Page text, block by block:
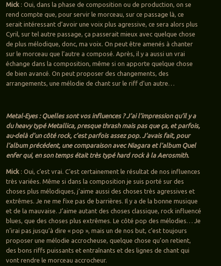
Mick: Oui, dans la phase de composition ou de production, on se
rend compte que, pour servir le morceau, sur ce passage là, ce
serait intéressant d’avoir une voix plus agressive, ce sera alors plus
Cyril, sur tel autre passage, ça passerait mieux avec quelque chose
de plus mélodique, donc, ma voix. On peut être amenés à chanter
sur le morceau que l’autre a composé. Après, il y a aussi un vrai
échange dans la composition, même si on apporte quelque chose
de bien avancé. On peut proposer des changements, des
arrangements, une mélodie de chant sur le riff d’un autre…
Metal-Eyes : Quelles sont vos influences ? J’ai l’impression qu’il y a
du heavy typé Metallica, presque thrash mais pas que ça, et parfois,
au-delà d’un côté rock, c’est parfois assez pop. J’avais fait, pour
l’album précédent, une comparaison avec Niagara et l’album Quel
enfer qui, en son temps était très typé hard rock à la Aerosmith.
Mick: Oui, c’est vrai. C’est certainement le résultat de nos influences
très variées. Même si dans la composition je suis porté sur des
choses plus mélodiques, j’aime aussi des choses très agressives et
extrêmes. Je ne me fixe pas de barrières. Il y a de la bonne musique
et de la mauvaise. J’aime autant des choses classique, rock influencé
blues, que des choses plus extrêmes. Le côté pop des mélodies… Je
n’irai pas jusqu’à dire « pop », mais un de nos but, c’est toujours
proposer une mélodie accrocheuse, quelque chose qu’on retient,
des bons riffs puissants et entraînants et des lignes de chant qui
vont rendre le morceau accrocheur.